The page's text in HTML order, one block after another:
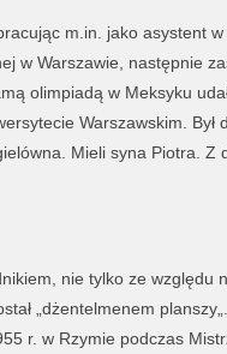
m.in. jako asystent
w Warszawie, następnie
olimpiadą w Meksyku
Warszawskim. Był
Mieli syna Piotra. Z
nie tylko ze względu
„dżentelmenem
r. w Rzymie podczas